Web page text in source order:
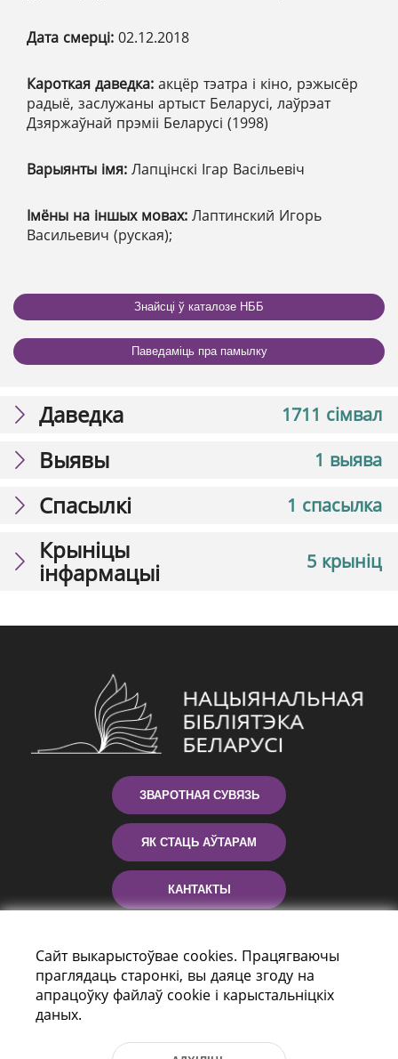
Дата смерці: 02.12.2018
Кароткая даведка: акцёр тэатра і кіно, рэжысёр
радыё, заслужаны артыст Беларусі, лаўрэат
Дзяржаўнай прэміі Беларусі (1998)
Варыянты імя: Лапцінскі Ігар Васільевіч
Імёны на іншых мовах: Лаптинский Игорь
Васильевич (руская);
Знайсці ў каталозе НББ
Паведаміць пра памылку
1711 сімвал
Даведка
1 выява
Выявы
1 спасылка
Спасылкі
5 крыніц
Крыніцы
інфармацыі
ЗВАРОТНАЯ СУВЯЗЬ
ЯК СТАЦЬ АЎТАРАМ
КАНТАКТЫ
Сайт выкарыстоўвае cookies. Працягваючы
праглядаць старонкі, вы даяце згоду на
апрацоўку файлаў cookie і карыстальніцкіх
даных.